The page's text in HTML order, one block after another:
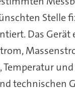
Stelle
Das Gerät
und
technischen